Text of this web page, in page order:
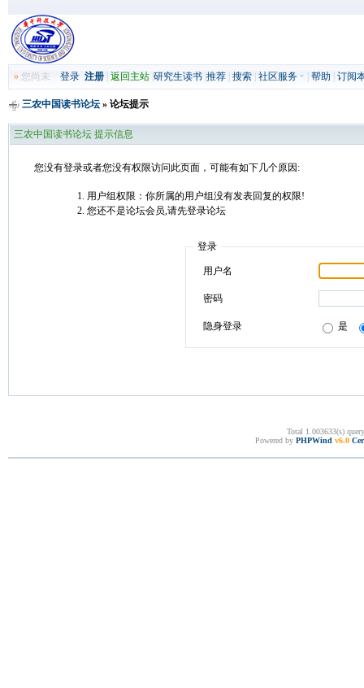
»您尚未 登录 注册| 返回主站| 研究生读书| 推荐| 搜索| 社区服务 帮助 订阅
三农中国读书论坛» 论坛提示
三农中国读书论坛 提示信息
您没有登录或者您没有权限访问此页面，可能有如下几个原因:
用户组权限：你所属的用户组没有发表回复的权限!
您还不是论坛会员,请先登录论坛
登录
用户名
密码
隐身登录 是
Total 1.003633(s)
Powered by PHPWind v6.0